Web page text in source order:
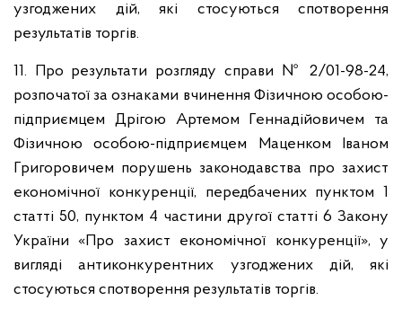
узгоджених дій, які стосуються спотворення
результатів торгів.
11. Про результати розгляду справи № 2/01-98-24,
розпочатої за ознаками вчинення Фізичною особою-
підприємцем Дрігою Артемом Геннадійовичем та
Фізичною особою-підприємцем Маценком Іваном
Григоровичем порушень законодавства про захист
економічної конкуренції, передбачених пунктом 1
статті 50, пунктом 4 частини другої статті 6 Закону
України «Про захист економічної конкуренції», у
вигляді антиконкурентних узгоджених дій, які
стосуються спотворення результатів торгів.